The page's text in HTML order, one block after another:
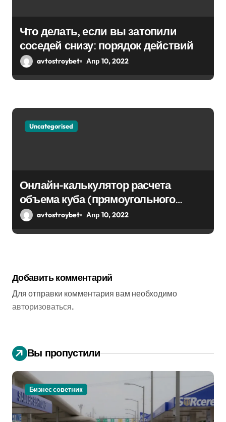
Что делать, если вы затопили
соседей снизу: порядок действий
avtostroybet Апр 10, 2022
Uncategorised
Онлайн-калькулятор расчета
объема куба (прямоугольного
парралепипеда)
avtostroybet Апр 10, 2022
Добавить комментарий
Для отправки комментария вам необходимо
авторизоваться.
Вы пропустили
Бизнес советник